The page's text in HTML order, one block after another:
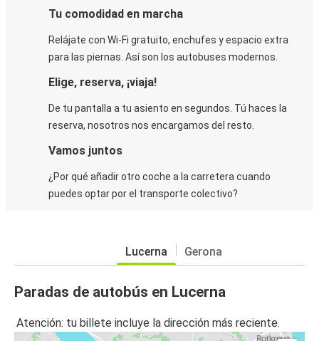
Tu comodidad en marcha
Relájate con Wi-Fi gratuito, enchufes y espacio extra
para las piernas. Así son los autobuses modernos.
Elige, reserva, ¡viaja!
De tu pantalla a tu asiento en segundos. Tú haces la
reserva, nosotros nos encargamos del resto.
Vamos juntos
¿Por qué añadir otro coche a la carretera cuando
puedes optar por el transporte colectivo?
Lucerna Gerona
Paradas de autobús en Lucerna
Atención: tu billete incluye la dirección más reciente.